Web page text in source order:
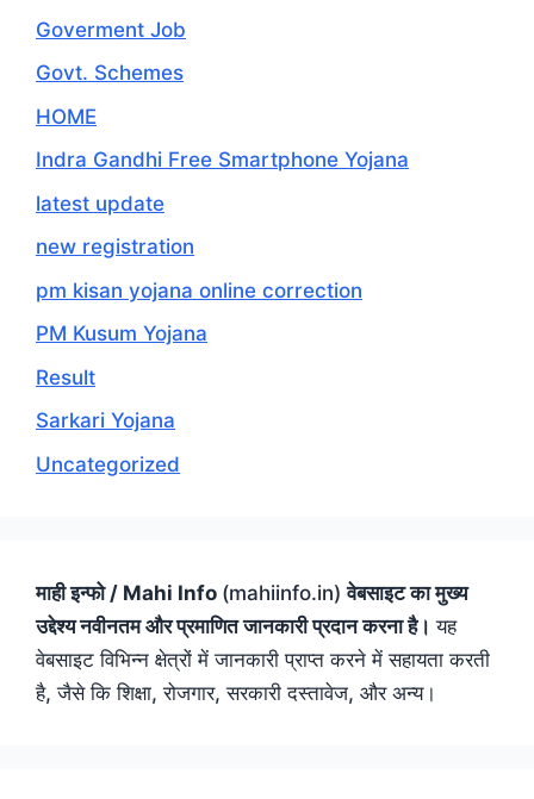
Goverment Job
Govt. Schemes
HOME
Indra Gandhi Free Smartphone Yojana
latest update
new registration
pm kisan yojana online correction
PM Kusum Yojana
Result
Sarkari Yojana
Uncategorized
माही इन्फो / Mahi Info (mahiinfo.in)वेबसाइट का मुख्य
उद्देश्य नवीनतम और प्रमाणित जानकारी प्रदान करना है। यह
वेबसाइट विभिन्न क्षेत्रों में जानकारी प्राप्त करने में सहायता करती
है, जैसे कि शिक्षा, रोजगार, सरकारी दस्तावेज, और अन्य।